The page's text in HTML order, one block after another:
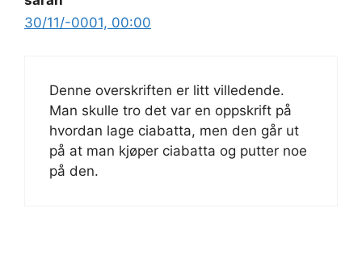
30/11/-0001, 00:00
Denne overskriften er litt villedende.
Man skulle tro det var en oppskrift på
hvordan lage ciabatta, men den går ut
på at man kjøper ciabatta og putter noe
på den.